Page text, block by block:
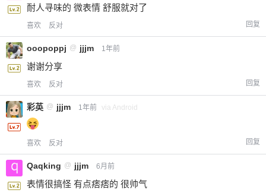
耐人寻味的 微表情 舒服就对了
喜欢 反对 回复
ooopoppj @ jjjm 1年前
谢谢分享
喜欢 反对 回复
彩英 @ jjjm 1年前 via Android
喜欢 反对 回复
Qaqking @ jjjm 6月前
表情很搞怪 有点痞痞的 很帅气